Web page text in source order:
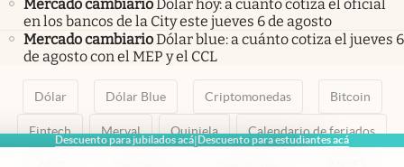
Descuento para jubilados acá|Descuento para estudiantes acá
Mercado cambiarioDólar hoy: a cuánto cotiza el oficial
en los bancos de la City este jueves 6 de agosto
Mercado cambiarioDólar blue: a cuánto cotiza el jueves 6
de agosto con el MEP y el CCL
Dólar Dólar Blue Criptomonedas Bitcoin
Fintech Merval Quiniela Calendario de feriados